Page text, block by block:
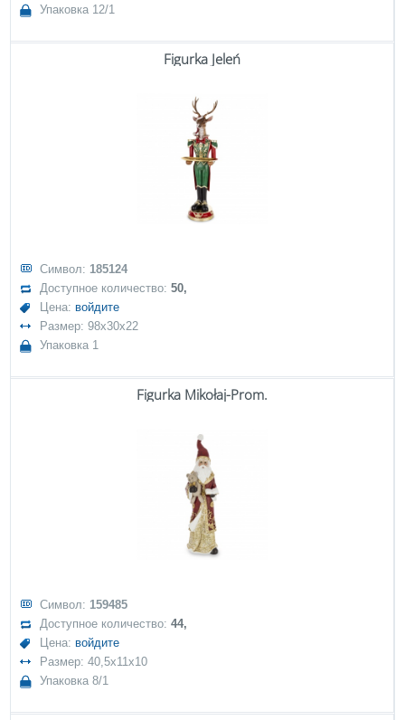
Упаковка 12/1
Figurka Jeleń
Символ: 185124
Доступное количество:50,
Цена: войдите
Размер: 98x30x22
Упаковка 1
Figurka Mikołaj-Prom.
Символ: 159485
Доступное количество:44,
Цена: войдите
Размер: 40,5x11x10
Упаковка 8/1